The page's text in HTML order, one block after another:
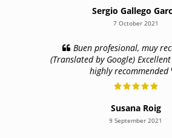
Sergio Gallego
7 October 2021
Buen profesional, muy
(Translated by Google)
highly recommended
Susana Roig
9 September 2021